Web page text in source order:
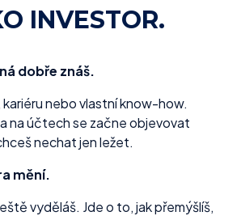
INVESTOR.
dobře znáš.
kariéru nebo vlastní know-how.
na účtech se začne objevovat
nechat jen ležet.
mění.
vyděláš. Jde o to, jak přemýšlíš,